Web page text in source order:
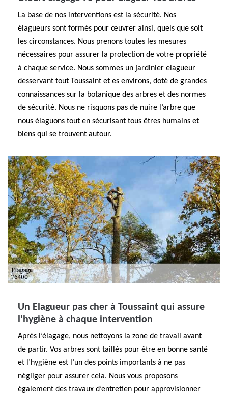
La base de nos interventions est la sécurité. Nos
élagueurs sont formés pour œuvrer ainsi, quels que soit
les circonstances. Nous prenons toutes les mesures
nécessaires pour assurer la protection de votre propriété
à chaque service. Nous sommes un jardinier elagueur
desservant tout Toussaint et es environs, doté de grandes
connaissances sur la botanique des arbres et des normes
de sécurité. Nous ne risquons pas de nuire l’arbre que
nous élaguons tout en sécurisant tous êtres humains et
biens qui se trouvent autour.
Un Elagueur pas cher à Toussaint qui assure
l’hygiène à chaque intervention
Après l’élagage, nous nettoyons la zone de travail avant
de partir. Vos arbres sont taillés pour être en bonne santé
et l’hygiène est l’un des points importants à ne pas
négliger pour assurer cela. Nous vous proposons
également des travaux d’entretien pour approvisionner